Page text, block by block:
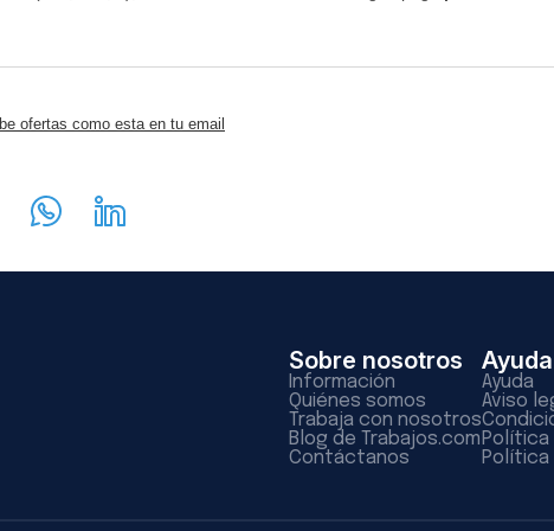
ofertas como esta en tu email
Sobre nosotros
Información
Quiénes somos
Trabaja con nosotros
Blog de Trabajos.com
Contáctanos
Ayuda
Ayuda
Aviso
Política